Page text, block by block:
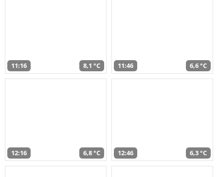
11:16 8,1 °C 11:46 6,6 °C
12:16 6,8 °C 12:46 6,3 °C